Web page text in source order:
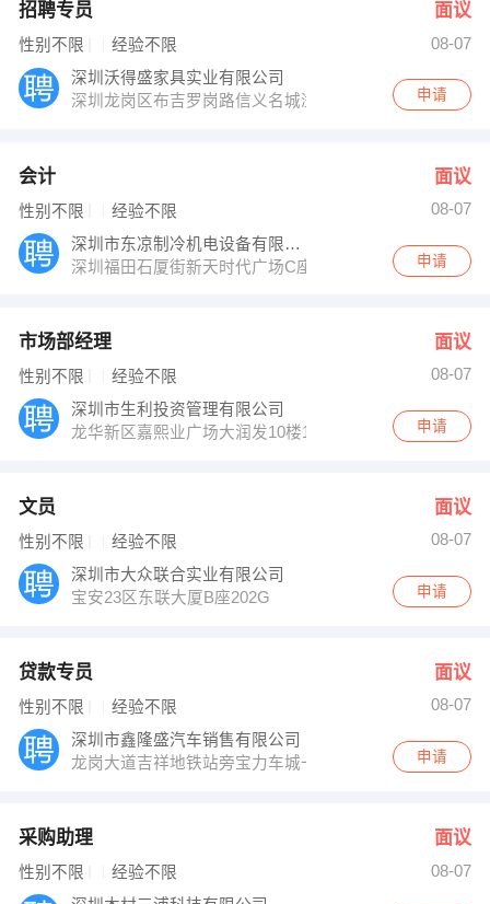
招聘专员 面议
性别不限 经验不限
08-07
深圳沃得盛家具实业有限公司
深圳龙岗区布吉罗岗路信义名城溢芳园B栋1009 申请
会计 面议
性别不限 经验不限
08-07
深圳市东凉制冷机电设备有限公司
深圳福田石厦街新天时代广场C座2107
申请
市场部经理 面议
性别不限 经验不限
08-07
深圳市生利投资管理有限公司
龙华新区嘉熙业广场大润发10楼1028
申请
文员 面议
性别不限 经验不限
08-07
深圳市大众联合实业有限公司
宝安23区东联大厦B座202G
申请
贷款专员 面议
性别不限 经验不限
08-07
深圳市鑫隆盛汽车销售有限公司
龙岗大道吉祥地铁站旁宝力车城一楼
申请
采购助理 面议
性别不限 经验不限
08-07